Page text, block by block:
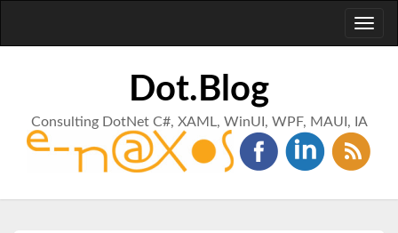
Dot.Blog
Consulting DotNet C#, XAML, WinUI, WPF, MAUI, IA